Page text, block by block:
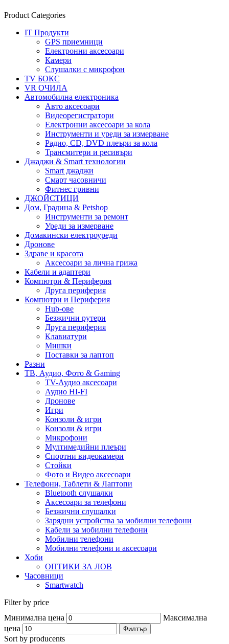
Product Categories
IT Продукти
GPS приемници
Електронни аксесоари
Камери
Слушалки с микрофон
TV БОКС
VR ОЧИЛА
Автомобилна електроника
Авто аксесоари
Видеорегистратори
Електронни аксесоари за кола
Инструменти и уреди за измерване
Радио, CD, DVD плеъри за кола
Трансмитери и ресивъри
Джаджи & Smart технологии
Smart джаджи
Смарт часовничи
Фитнес гривни
ДЖОЙСТИЦИ
Дом, Градина & Petshop
Инструменти за ремонт
Уреди за измерване
Домакински електроуреди
Дронове
Здраве и красота
Аксесоари за лична грижа
Кабели и адаптери
Компютри & Периферия
Друга периферия
Компютри и Периферия
Hub-ове
Безжични рутери
Друга периферия
Клавиатури
Мишки
Поставки за лаптоп
Разни
ТВ, Аудио, Фото & Gaming
TV-Аудио аксесоари
Аудио HI-FI
Дронове
Игри
Конзоли & игри
Конзоли & игри
Микрофони
Мултимедийни плеъри
Спортни видеокамери
Стойки
Фото и Видео аксесоари
Телефони, Таблети & Лаптопи
Bluetooth слушалки
Аксесоари за телефони
Безжични слушалки
Зарядни устройства за мобилни телефони
Кабели за мобилни телефони
Мобилни телефони
Мобилни телефони и аксесоари
Хоби
ОПТИКИ ЗА ЛОВ
Часовници
Smartwatch
Filter by price
Минимална цена
Максимална
цена
Филтър
Sort by producents